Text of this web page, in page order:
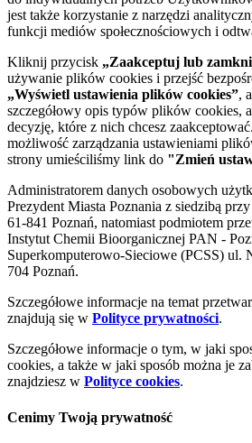
jest także korzystanie z narzędzi
funkcji mediów społecznościowych i
Kliknij przycisk „Zaakceptuj lub
używanie plików cookies i przejść
„Wyświetl ustawienia plików cookies”,
szczegółowy opis typów plików cookies,
decyzję, które z nich chcesz
możliwość zarządzania ustawieniami
strony umieściliśmy link do "Zmień
Administratorem danych osobowych
Prezydent Miasta Poznania z siedzibą
61-841 Poznań, natomiast podmiotem
Instytut Chemii Bioorganicznej PAN -
Superkomputerowo-Sieciowe (PCSS) ul.
704 Poznań.
Szczegółowe informacje na temat
znajdują się w Polityce prywatności.
Szczegółowe informacje o tym, w jaki
cookies, a także w jaki sposób można je
znajdziesz w Polityce cookies.
Cenimy Twoją prywatność